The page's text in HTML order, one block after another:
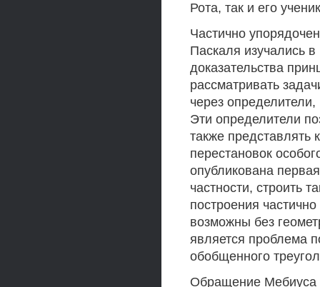
Рота, так и его
Частично
Паскаля изучались
доказательства
рассматривать
через
Эти определители
также представлять
перестановок
опубликована
частности, строить
построения
возможны без
является проблема
обобщенного
Обращение Мебиуса